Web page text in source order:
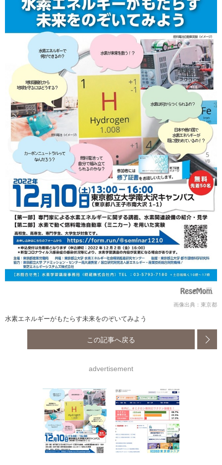
画像出典：東京都
水素エネルギーがもたらす未来をのぞいてみよう
この記事へ戻る
advertisement